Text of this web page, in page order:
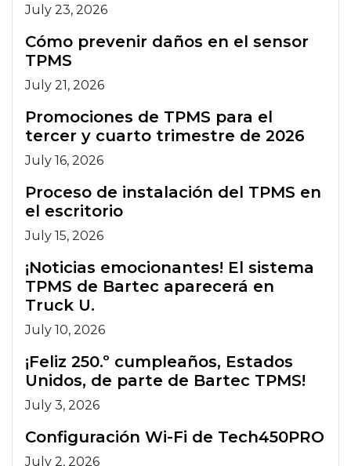
July 23, 2026
Cómo prevenir daños en el sensor
TPMS
July 21, 2026
Promociones de TPMS para el
tercer y cuarto trimestre de 2026
July 16, 2026
Proceso de instalación del TPMS en
el escritorio
July 15, 2026
¡Noticias emocionantes! El sistema
TPMS de Bartec aparecerá en
Truck U.
July 10, 2026
¡Feliz 250.º cumpleaños, Estados
Unidos, de parte de Bartec TPMS!
July 3, 2026
Configuración Wi-Fi de Tech450PRO
July 2, 2026